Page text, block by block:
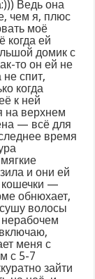
Ведь она
чем я, плюс
моё
когда ей
домик с
то он ей не
спит,
когда
к ней
на верхнем
— всё для
время
и они ей
кошечки —
обнюхает,
сушу волосы
меня с
с 5-7
зайти